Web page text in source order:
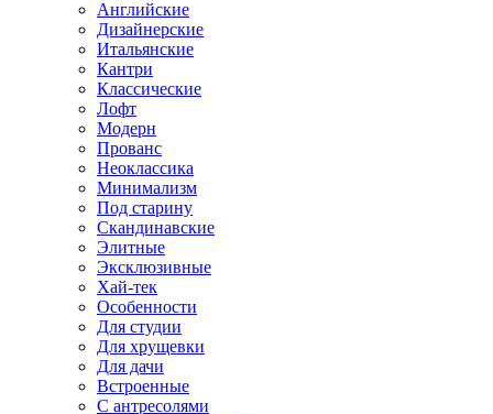
Английские
Дизайнерские
Итальянские
Кантри
Классические
Лофт
Модерн
Прованс
Неоклассика
Минимализм
Под старину
Скандинавские
Элитные
Эксклюзивные
Хай-тек
Особенности
Для студии
Для хрущевки
Для дачи
Встроенные
С антресолями